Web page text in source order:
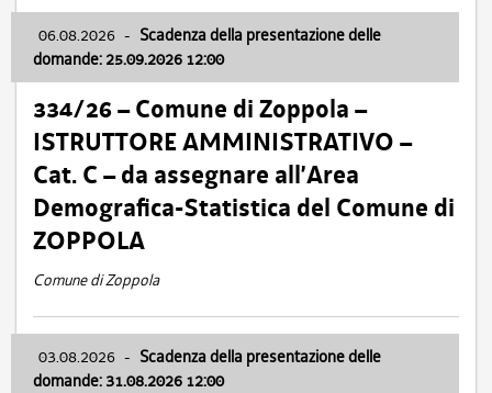
06.08.2026 - Scadenza della presentazione delle
domande: 25.09.2026 12:00
334/26 – Comune di Zoppola –
ISTRUTTORE AMMINISTRATIVO –
Cat. C – da assegnare all’Area
Demografica-Statistica del Comune di
ZOPPOLA
Comune di Zoppola
03.08.2026 - Scadenza della presentazione delle
domande: 31.08.2026 12:00